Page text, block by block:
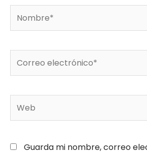
Guarda mi nombre, correo